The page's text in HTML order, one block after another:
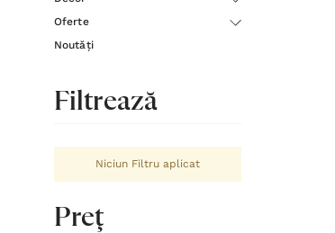
Oferte
Noutăți
Filtrează
Niciun Filtru aplicat
Preţ